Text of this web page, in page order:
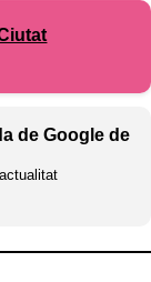
de Google de